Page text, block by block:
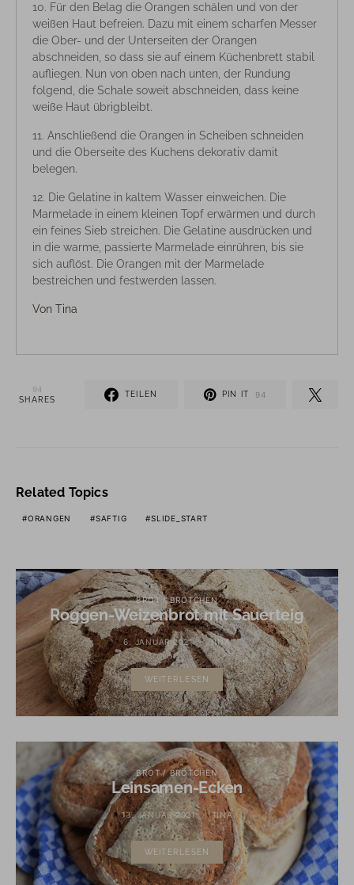
Für den Belag die Orangen schälen und von der
weißen Haut befreien. Dazu mit einem scharfen Messer
die Ober- und der Unterseiten der Orangen
abschneiden, so dass sie auf einem Küchenbrett stabil
aufliegen. Nun von oben nach unten, der Rundung
folgend, die Schale soweit abschneiden, dass keine
weiße Haut übrigbleibt.
Anschließend die Orangen in Scheiben schneiden
und die Oberseite des Kuchens dekorativ damit
belegen.
Die Gelatine in kaltem Wasser einweichen. Die
Marmelade in einem kleinen Topf erwärmen und durch
ein feines Sieb streichen. Die Gelatine ausdrücken und
in die warme, passierte Marmelade einrühren, bis sie
sich auflöst. Die Orangen mit der Marmelade
bestreichen und festwerden lassen.
Von Tina
94
SHARES
TEILEN PIN IT 94
Related Topics
ORANGEN SAFTIG SLIDE_START
BROT / BRÖTCHEN
Roggen-Weizenbrot mit Sauerteig
6. JANUAR 2021 TINA
WEITERLESEN
BROT / BRÖTCHEN
Leinsamen-Ecken
13. JANUAR 2021 TINA
WEITERLESEN